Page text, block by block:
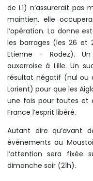
de L1) n’assurerait
maintien, elle
l’opération. La donne
les barrages (les 26 et
Etienne - Rodez).
auxerroise à Lille. Un
résultat négatif (nul ou
Lorient) pour que les
une fois pour toutes et
France l’esprit libéré.
Autant dire qu’avant
événements au
l’attention sera fixée
dimanche soir (21h).